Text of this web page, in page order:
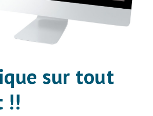
sur tout
!!